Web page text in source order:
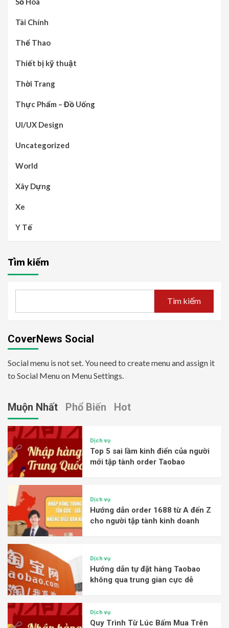
Tài Chính
Thể Thao
Thiết bị kỹ thuật
Thời Trang
Thực Phẩm – Đồ Uống
UI/UX Design
Uncategorized
World
Xây Dựng
Xe
Y Tế
Tìm kiếm
Tìm kiếm
CoverNews Social
Social menu is not set. You need to create menu and assign it
to Social Menu on Menu Settings.
Muộn Nhất Phổ Biến Hot
Dịch vụ
Top 5 sai lầm kinh điển của người
mới tập tành order Taobao
Dịch vụ
Hướng dẫn order 1688 từ A đến Z
cho người tập tành kinh doanh
Dịch vụ
Hướng dẫn tự đặt hàng Taobao
không qua trung gian cực dễ
Dịch vụ
Quy Trình Từ Lúc Bấm Mua Trên